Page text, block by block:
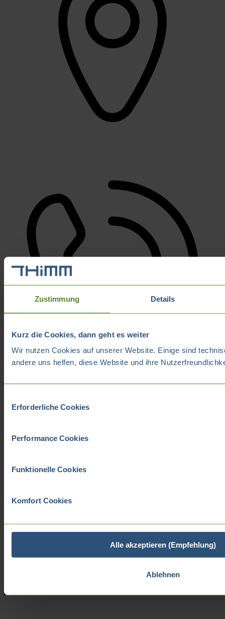
Zustimmung Details
Kurz die Cookies, dann geht es weiter
Wir nutzen Cookies auf unserer Website. Einige sind
andere uns helfen, diese Website und ihre
Erforderliche Cookies
Performance Cookies
Funktionelle Cookies
Komfort Cookies
Alle akzeptieren (Empfehlung)
Ablehnen